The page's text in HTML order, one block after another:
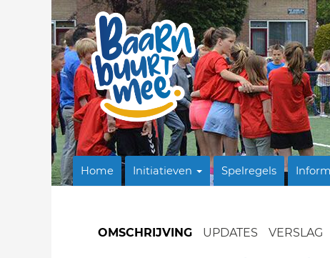
Home Initiatieven Spelregels
OMSCHRIJVING UPDATES VERSLAG